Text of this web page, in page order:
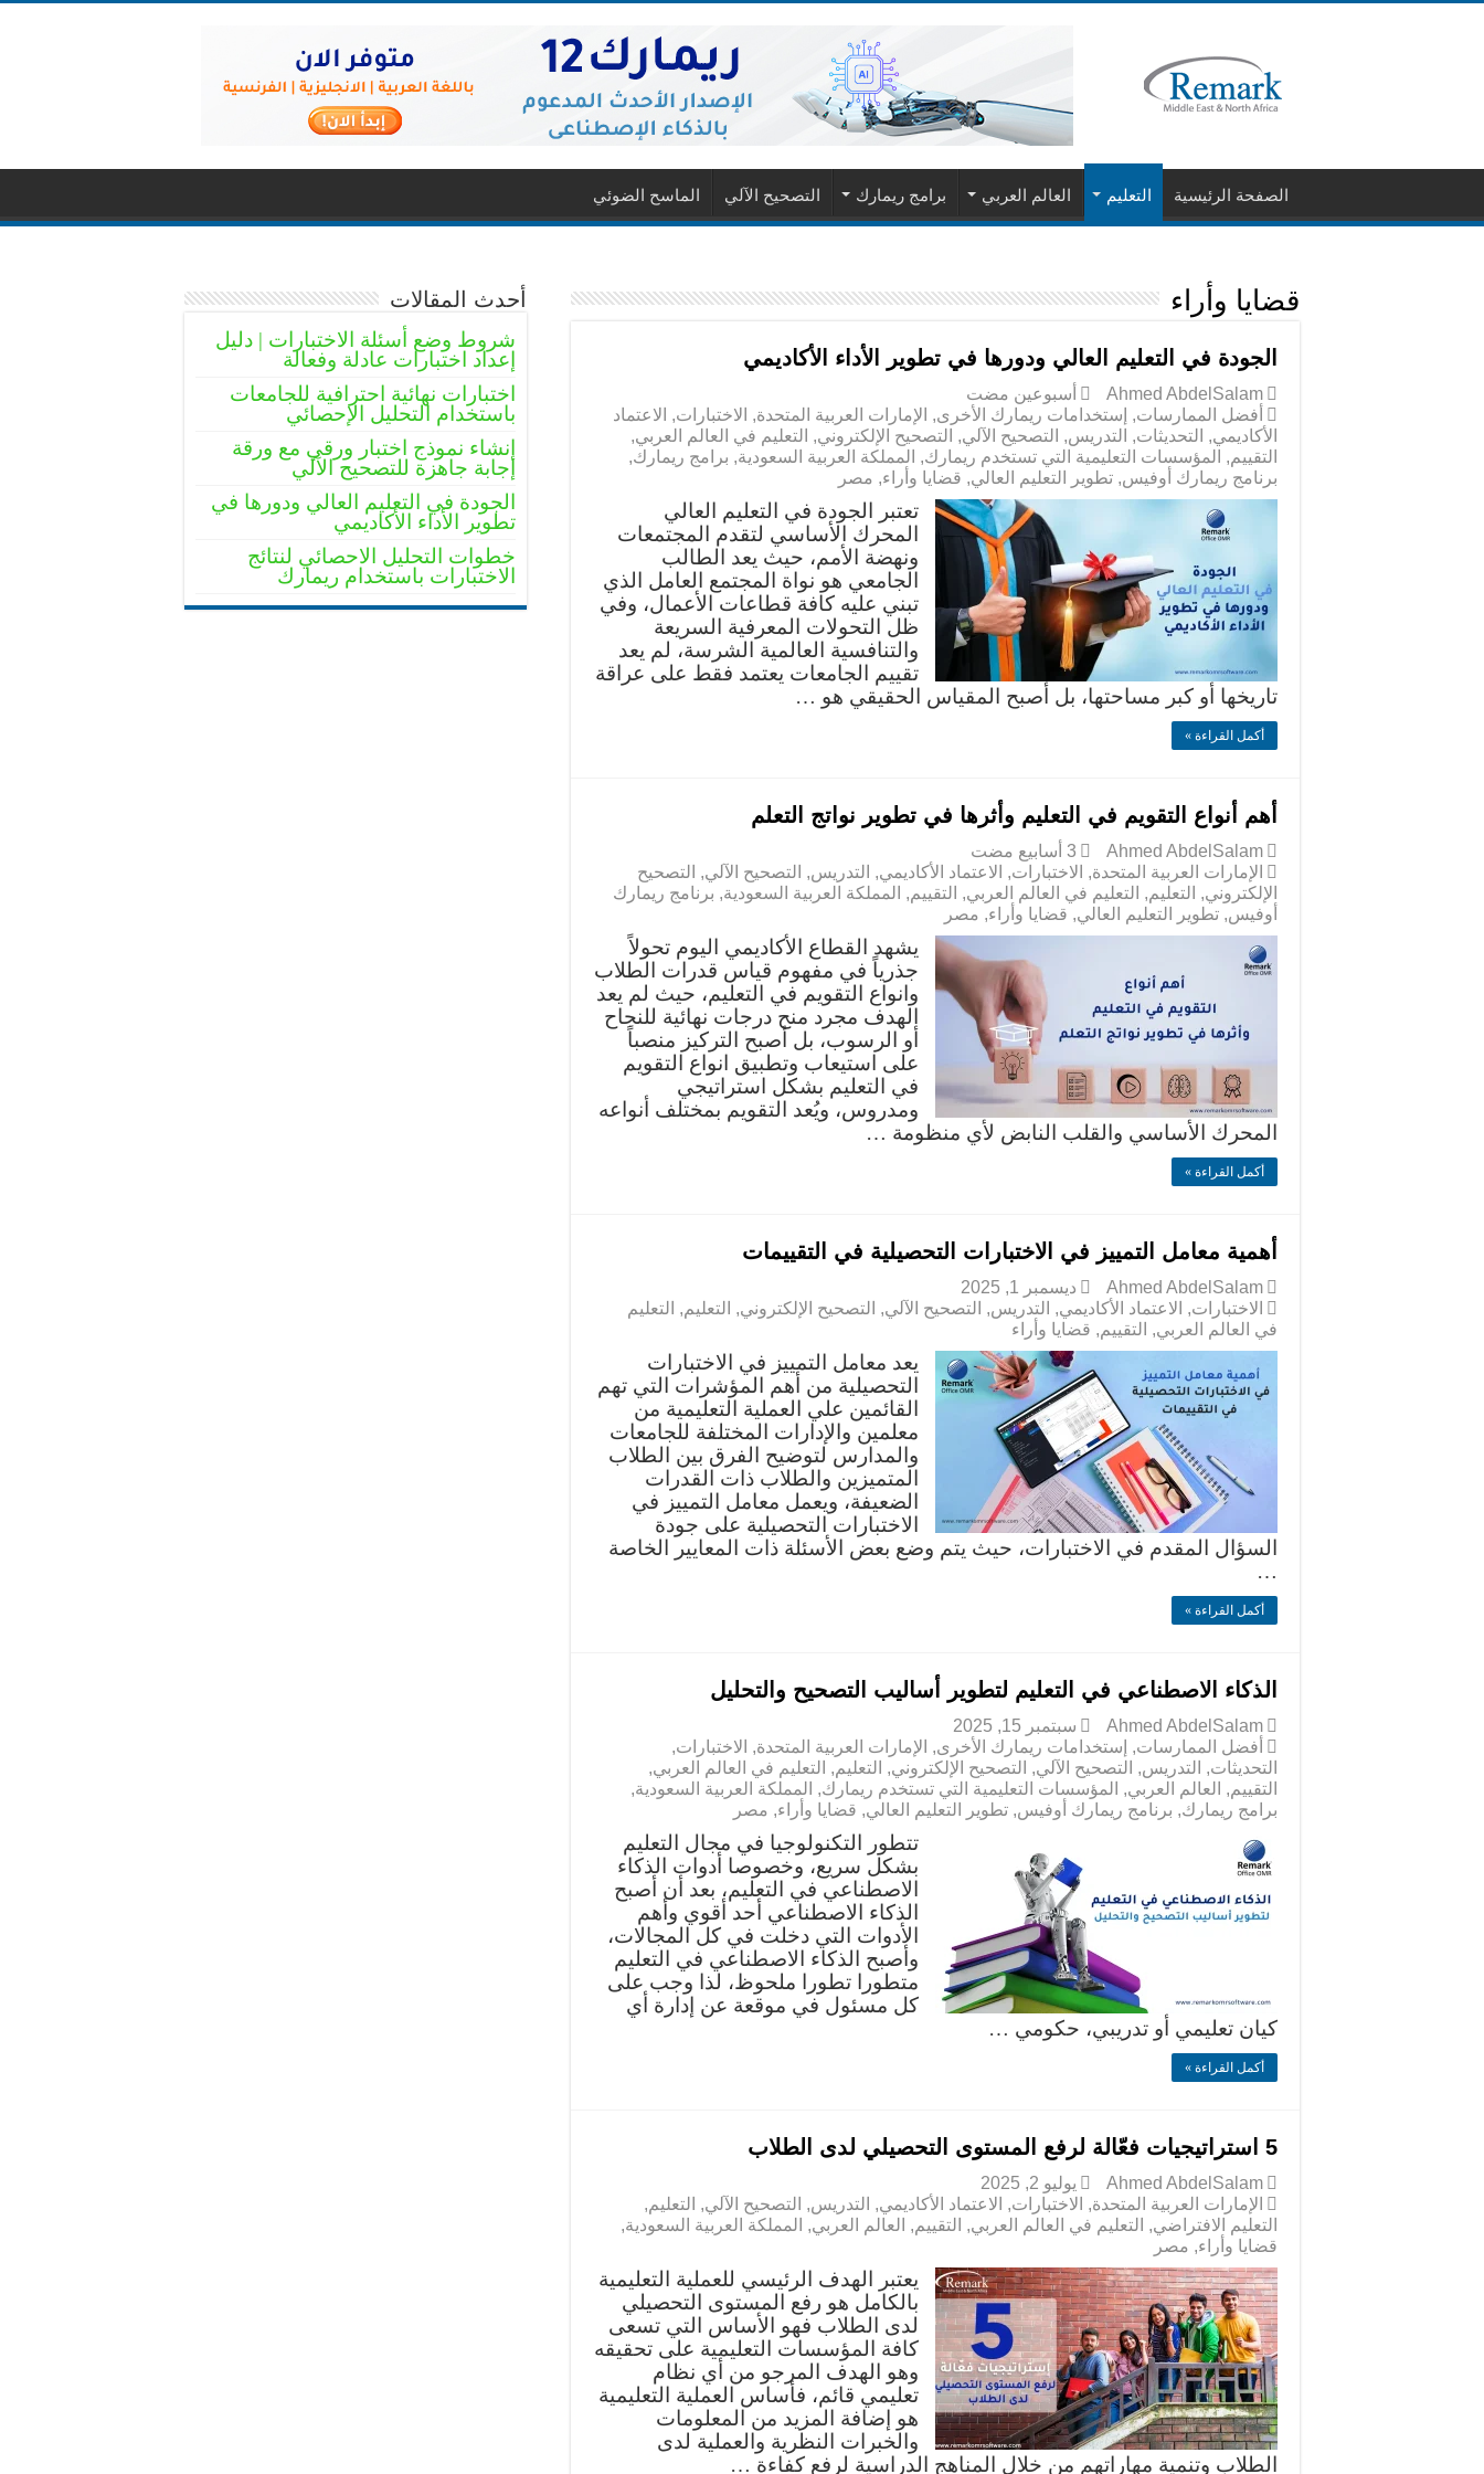
الصفحة الرئيسية التعليم العالم العربي برامج ريمارك التصحيح الآلي الماسح الضوئي
قضايا وأراء
الجودة في التعليم العالي ودورها في تطوير الأداء الأكاديمي
Ahmed AbdelSalam
‏أسبوعين مضت
أفضل الممارسات, إستخدامات ريمارك الأخرى, الإمارات العربية المتحدة, الاختبارات, الاعتماد
الأكاديمي, التحديثات, التدريس, التصحيح الآلي, التصحيح الإلكتروني, التعليم في العالم العربي,
التقييم, المؤسسات التعليمية التي تستخدم ريمارك, المملكة العربية السعودية, برامج ريمارك,
برنامج ريمارك أوفيس, تطوير التعليم العالي, قضايا وأراء, مصر
تعتبر الجودة في التعليم العالي
المحرك الأساسي لتقدم المجتمعات
ونهضة الأمم، حيث يعد الطالب
الجامعي هو نواة المجتمع العامل الذي
تبني عليه كافة قطاعات الأعمال، وفي
ظل التحولات المعرفية السريعة
والتنافسية العالمية الشرسة، لم يعد
تقييم الجامعات يعتمد فقط على عراقة
تاريخها أو كبر مساحتها، بل أصبح المقياس الحقيقي هو …
أكمل القراءة »
أهم أنواع التقويم في التعليم وأثرها في تطوير نواتج التعلم
Ahmed AbdelSalam
الإمارات العربية المتحدة, الاختبارات, الاعتماد الأكاديمي, التدريس, التصحيح الآلي, التصحيح
الإلكتروني, التعليم, التعليم في العالم العربي, التقييم, المملكة العربية السعودية, برنامج ريمارك
أوفيس, تطوير التعليم العالي, قضايا وأراء, مصر
يشهد القطاع الأكاديمي اليوم تحولاً
جذرياً في مفهوم قياس قدرات الطلاب
وانواع التقويم في التعليم، حيث لم يعد
الهدف مجرد منح درجات نهائية للنجاح
أو الرسوب، بل أصبح التركيز منصباً
على استيعاب وتطبيق انواع التقويم
في التعليم بشكل استراتيجي
ومدروس، ويُعد التقويم بمختلف أنواعه
المحرك الأساسي والقلب النابض لأي منظومة …
أكمل القراءة »
أهمية معامل التمييز في الاختبارات التحصيلية في التقييمات
Ahmed AbdelSalam
ديسمبر 1, 2025
الاختبارات, الاعتماد الأكاديمي, التدريس, التصحيح الآلي, التصحيح الإلكتروني, التعليم, التعليم
في العالم العربي, التقييم, قضايا وأراء
يعد معامل التمييز في الاختبارات
التحصيلية من أهم المؤشرات التي تهم
القائمين علي العملية التعليمية من
معلمين والإدارات المختلفة للجامعات
والمدارس لتوضيح الفرق بين الطلاب
المتميزين والطلاب ذات القدرات
الضعيفة، ويعمل معامل التمييز في
الاختبارات التحصيلية على جودة
السؤال المقدم في الاختبارات، حيث يتم وضع بعض الأسئلة ذات المعايير الخاصة
…
أكمل القراءة »
الذكاء الاصطناعي في التعليم لتطوير أساليب التصحيح والتحليل
Ahmed AbdelSalam
سبتمبر 15, 2025
أفضل الممارسات, إستخدامات ريمارك الأخرى, الإمارات العربية المتحدة, الاختبارات,
التحديثات, التدريس, التصحيح الآلي, التصحيح الإلكتروني, التعليم, التعليم في العالم العربي,
التقييم, العالم العربي, المؤسسات التعليمية التي تستخدم ريمارك, المملكة العربية السعودية,
برامج ريمارك, برنامج ريمارك أوفيس, تطوير التعليم العالي, قضايا وأراء, مصر
تتطور التكنولوجيا في مجال التعليم
بشكل سريع، وخصوصا أدوات الذكاء
الاصطناعي في التعليم، بعد أن أصبح
الذكاء الاصطناعي أحد أقوي وأهم
الأدوات التي دخلت في كل المجالات،
وأصبح الذكاء الاصطناعي في التعليم
متطورا تطورا ملحوظ، لذا وجب على
كل مسئول في موقعة عن إدارة أي
كيان تعليمي أو تدريبي، حكومي …
أكمل القراءة »
5 استراتيجيات فعّالة لرفع المستوى التحصيلي لدى الطلاب
Ahmed AbdelSalam
يوليو 2, 2025
الإمارات العربية المتحدة, الاختبارات, الاعتماد الأكاديمي, التدريس, التصحيح الآلي, التعليم,
التعليم الافتراضي, التعليم في العالم العربي, التقييم, العالم العربي, المملكة العربية السعودية,
قضايا وأراء, مصر
يعتبر الهدف الرئيسي للعملية التعليمية
بالكامل هو رفع المستوى التحصيلي
لدى الطلاب فهو الأساس التي تسعى
كافة المؤسسات التعليمية على تحقيقه
وهو الهدف المرجو من أي نظام
تعليمي قائم، فأساس العملية التعليمية
هو إضافة المزيد من المعلومات
والخبرات النظرية والعملية لدى
الطلاب وتنمية مهاراتهم من خلال المناهج الدراسية لرفع كفاءة …
أحدث المقالات
شروط وضع أسئلة الاختبارات | دليل
إعداد اختبارات عادلة وفعالة
اختبارات نهائية احترافية للجامعات
باستخدام التحليل الإحصائي
إنشاء نموذج اختبار ورقي مع ورقة
إجابة جاهزة للتصحيح الآلي
الجودة في التعليم العالي ودورها في
تطوير الأداء الأكاديمي
خطوات التحليل الاحصائي لنتائج
الاختبارات باستخدام ريمارك